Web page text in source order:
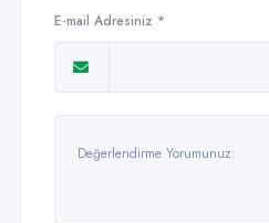
E-mail Adresiniz *